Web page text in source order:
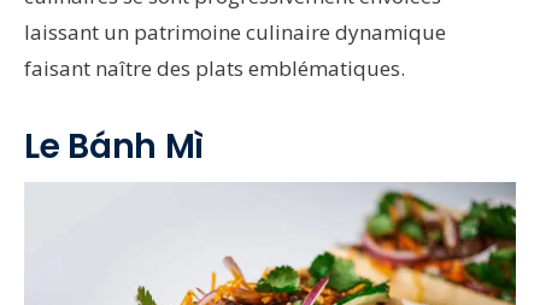
laissant un patrimoine culinaire dynamique
faisant naître des plats emblématiques.
Le Bánh Mì